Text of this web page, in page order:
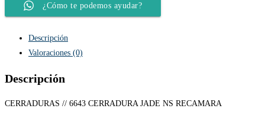
¿Cómo te podemos ayudar?
Descripción
Valoraciones (0)
Descripción
CERRADURAS // 6643 CERRADURA JADE NS RECAMARA